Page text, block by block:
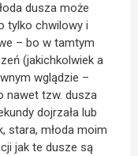
dusza może
tylko chwilowy i
– bo w tamtym
(jakichkolwiek a
wglądzie –
nawet tzw. dusza
dojrzała lub
stara, młoda moim
jak te dusze są